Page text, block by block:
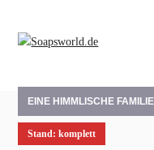
EINE HIMMLISCHE FAMILIE
Stand: komplett